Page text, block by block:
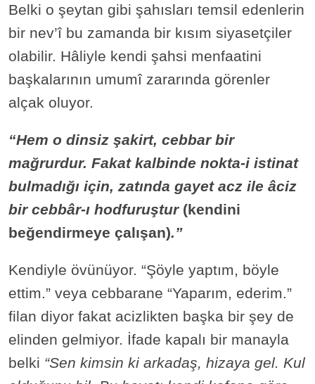
Belki o şeytan gibi şahısları temsil edenlerin
bir nev’î bu zamanda bir kısım siyasetçiler
olabilir. Hâliyle kendi şahsi menfaatini
başkalarının umumî zararında görenler
alçak oluyor.
“Hem o dinsiz şakirt, cebbar bir
mağrurdur. Fakat kalbinde nokta-i istinat
bulmadığı için, zatında gayet acz ile âciz
bir cebbâr-ı hodfuruştur (kendini
beğendirmeye çalışan).”
Kendiyle övünüyor. “Şöyle yaptım, böyle
ettim.” veya cebbarane “Yaparım, ederim.”
filan diyor fakat acizlikten başka bir şey de
elinden gelmiyor. İfade kapalı bir manayla
belki “Sen kimsin ki arkadaş, hizaya gel. Kul